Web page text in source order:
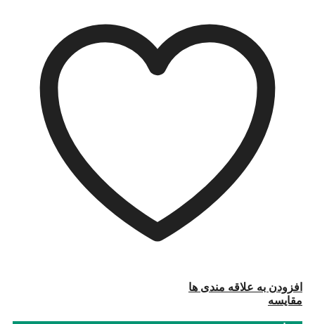
افزودن به علاقه مندی ها
مقایسه